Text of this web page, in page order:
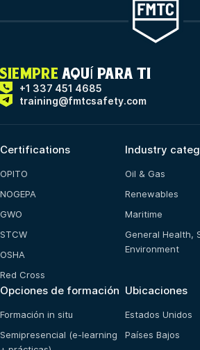
SIEMPRE AQUÍ PARA TI
+1 337 451 4685
training@fmtcsafety.com
Certifications
OPITO
NOGEPA
GWO
STCW
OSHA
Red Cross
Industry
Oil & Gas
Renewables
Maritime
General Health,
Environment
Opciones de formación
Formación in situ
Semipresencial (e-learning
Ubicaciones
Estados Unidos
Países Bajos